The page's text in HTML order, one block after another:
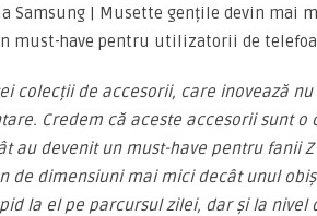
Samsung | Musette gențile devin mai
must-have pentru utilizatorii de
colecții de accesorii, care inovează
Credem că aceste accesorii sunt o
devenit un must-have pentru fanii
de dimensiuni mai mici decât unul
la el pe parcursul zilei, dar și la nivel